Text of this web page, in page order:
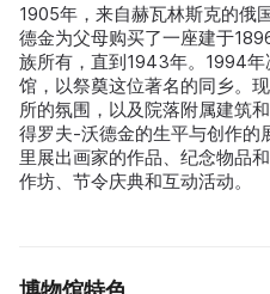
1905年，来自赫瓦林斯克的俄
德金为父母购买了一座建于
族所有，直到1943年。1994
馆，以祭奠这位著名的同乡。
所的氛围，以及院落附属建筑
得罗夫-沃德金的生平与创作的
里展出画家的作品、纪念物品
作坊、节令庆典和互动活动。